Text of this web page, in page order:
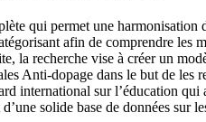
qui permet une
afin de comprendre les
la recherche vise à créer un
Anti-dopage dans le but de
international sur l’éducation
solide base de données